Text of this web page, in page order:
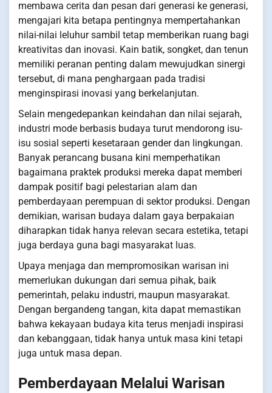
membawa cerita dan pesan dari generasi ke generasi,
mengajari kita betapa pentingnya mempertahankan
nilai-nilai leluhur sambil tetap memberikan ruang bagi
kreativitas dan inovasi. Kain batik, songket, dan tenun
memiliki peranan penting dalam mewujudkan sinergi
tersebut, di mana penghargaan pada tradisi
menginspirasi inovasi yang berkelanjutan.
Selain mengedepankan keindahan dan nilai sejarah,
industri mode berbasis budaya turut mendorong isu-
isu sosial seperti kesetaraan gender dan lingkungan.
Banyak perancang busana kini memperhatikan
bagaimana praktek produksi mereka dapat memberi
dampak positif bagi pelestarian alam dan
pemberdayaan perempuan di sektor produksi. Dengan
demikian, warisan budaya dalam gaya berpakaian
diharapkan tidak hanya relevan secara estetika, tetapi
juga berdaya guna bagi masyarakat luas.
Upaya menjaga dan mempromosikan warisan ini
memerlukan dukungan dari semua pihak, baik
pemerintah, pelaku industri, maupun masyarakat.
Dengan bergandeng tangan, kita dapat memastikan
bahwa kekayaan budaya kita terus menjadi inspirasi
dan kebanggaan, tidak hanya untuk masa kini tetapi
juga untuk masa depan.
Pemberdayaan Melalui Warisan